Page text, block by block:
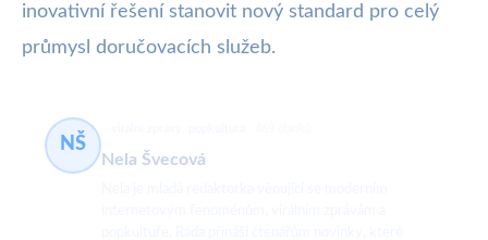
inovativní řešení stanovit nový standard pro celý
průmysl doručovacích služeb.
NŠ
Nela Švecová